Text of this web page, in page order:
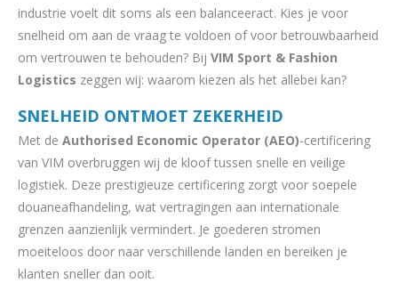
industrie voelt dit soms als een balanceeract. Kies je voor
snelheid om aan de vraag te voldoen of voor betrouwbaarheid
om vertrouwen te behouden? Bij VIM Sport & Fashion
Logistics zeggen wij: waarom kiezen als het allebei kan?
SNELHEID ONTMOET ZEKERHEID
Met de Authorised Economic Operator (AEO)-certificering
van VIM overbruggen wij de kloof tussen snelle en veilige
logistiek. Deze prestigieuze certificering zorgt voor soepele
douaneafhandeling, wat vertragingen aan internationale
grenzen aanzienlijk vermindert. Je goederen stromen
moeiteloos door naar verschillende landen en bereiken je
klanten sneller dan ooit.